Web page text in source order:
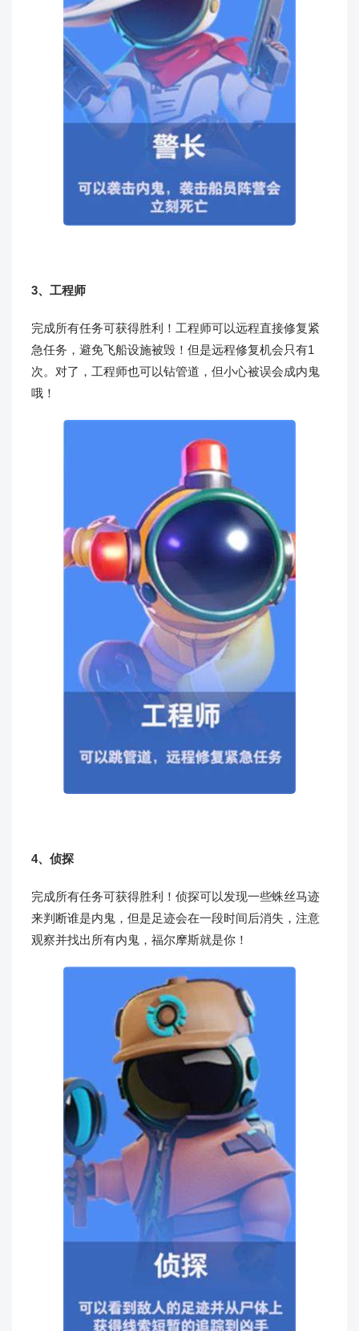
3、工程师
完成所有任务可获得胜利！工程师可以远程直接修复紧
急任务，避免飞船设施被毁！但是远程修复机会只有1
次。对了，工程师也可以钻管道，但小心被误会成内鬼
哦！
4、侦探
完成所有任务可获得胜利！侦探可以发现一些蛛丝马迹
来判断谁是内鬼，但是足迹会在一段时间后消失，注意
观察并找出所有内鬼，福尔摩斯就是你！